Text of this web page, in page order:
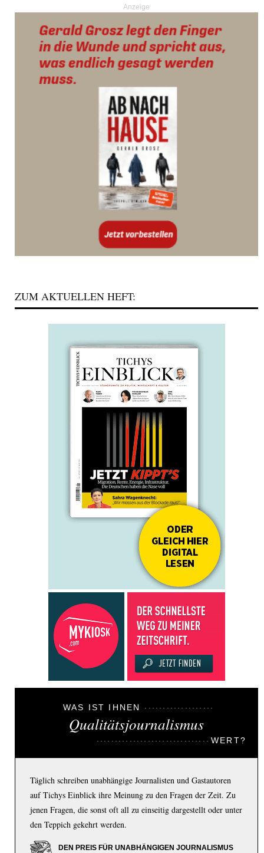
Anzeige
ZUM AKTUELLEN HEFT:
WAS IST IHNEN
Qualitätsjournalismus
WERT?
Täglich schreiben unabhängige Journalisten und Gastautoren
auf Tichys Einblick ihre Meinung zu den Fragen der Zeit. Zu
jenen Fragen, die sonst oft all zu einseitig dargestellt oder unter
den Teppich gekehrt werden.
DEN PREIS FÜR UNABHÄNGIGEN JOURNALISMUS